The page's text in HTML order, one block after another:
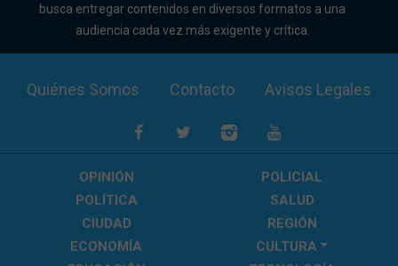
busca entregar contenidos en diversos formatos a una
audiencia cada vez más exigente y crítica.
Quiénes Somos Contacto Avisos Legales
OPINIÓN
POLICIAL
POLÍTICA
SALUD
CIUDAD
REGIÓN
ECONOMÍA
CULTURA